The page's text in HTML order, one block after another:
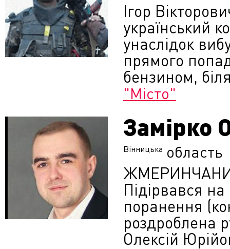
Ігор
український
унаслідок
прямого
бензином,
"Місто"
Замірко
Вінницька область
Підірвався
поранення
роздроблена
Олексій